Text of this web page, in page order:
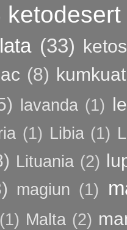
ketodesert
(33)
(8) kumkuat
lavanda (1)
(1) Libia (1)
Lituania (2)
magiun (1)
(1) Malta (2)